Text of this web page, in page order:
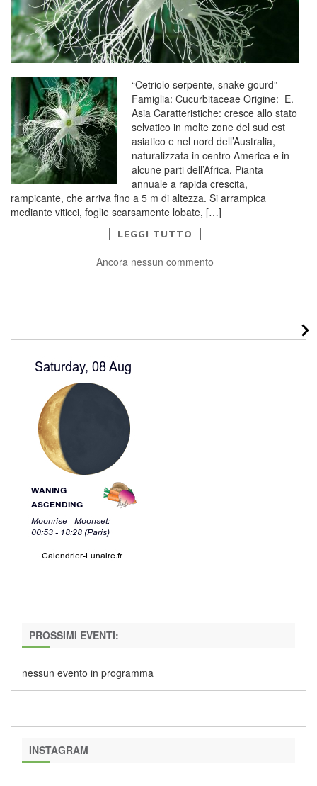
“Cetriolo serpente, snake gourd”
Famiglia: Cucurbitaceae Origine: E.
Asia Caratteristiche: cresce allo stato
selvatico in molte zone del sud est
asiatico e nel nord dell’Australia,
naturalizzata in centro America e in
alcune parti dell’Africa. Pianta
annuale a rapida crescita,
rampicante, che arriva fino a 5 m di altezza. Si arrampica
mediante viticci, foglie scarsamente lobate, […]
LEGGI TUTTO
Ancora nessun commento
PROSSIMI EVENTI:
nessun evento in programma
INSTAGRAM